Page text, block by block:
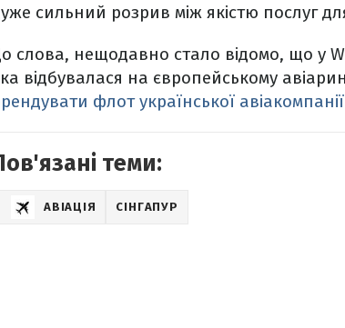
сильний розрив між якістю послуг
слова, нещодавно стало відомо, що у
відбувалася на європейському
флот української
теми:
АВІАЦІЯ СІНГАПУР